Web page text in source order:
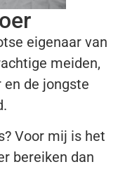
eigenaar van
meiden,
de jongste
Voor mij is het
bereiken dan